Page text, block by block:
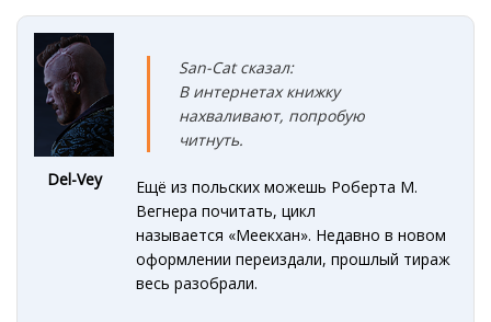
Del-Vey
San-Cat сказал:
В интернетах книжку
нахваливают, попробую
читнуть.
Ещё из польских можешь Роберта М.
Вегнера почитать, цикл
называется «Меекхан». Недавно в новом
оформлении переиздали, прошлый тираж
весь разобрали.